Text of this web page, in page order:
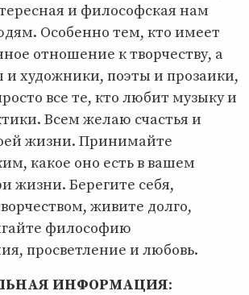
и философская нам
Особенно тем, кто имеет
отношение к творчеству, а
и художники, поэты и прозаики,
все те, кто любит музыку и
Всем желаю счастья и
жизни. Принимайте
какое оно есть в вашем
жизни. Берегите себя,
живите долго,
философию
просветление и любовь.
ИНФОРМАЦИЯ: